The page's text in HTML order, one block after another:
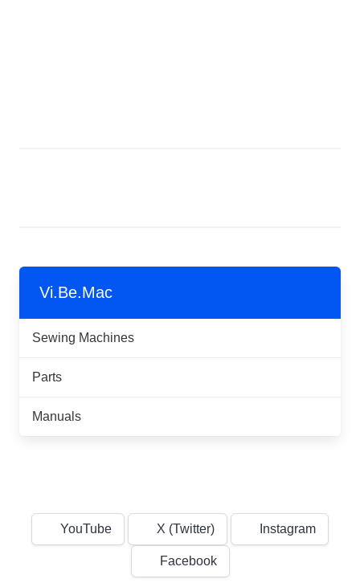
Vi.Be.Mac
Sewing Machines
Parts
Manuals
YouTube X (Twitter) Instagram
Facebook